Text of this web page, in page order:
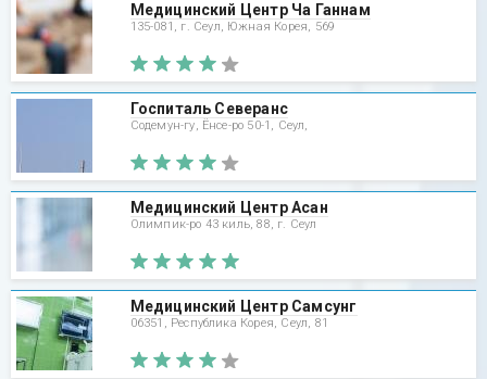
Медицинский Центр Ча Ганнам
135-081, г. Сеул, Южная Корея, 569
Госпиталь Северанс
Содемун-гу, Ёнсе-ро 50-1, Сеул,
Медицинский Центр Асан
Олимпик-ро 43 киль, 88, г. Сеул
Медицинский Центр Самсунг
06351, Республика Корея, Сеул, 81